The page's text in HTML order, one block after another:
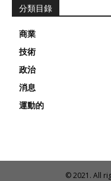
分類目錄
商業
技術
政治
消息
運動的
© 2021. All